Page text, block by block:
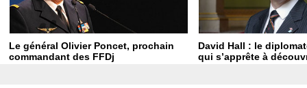
Le général Olivier Poncet, prochain
commandant des FFDj
David Hall : le
qui s’apprête à